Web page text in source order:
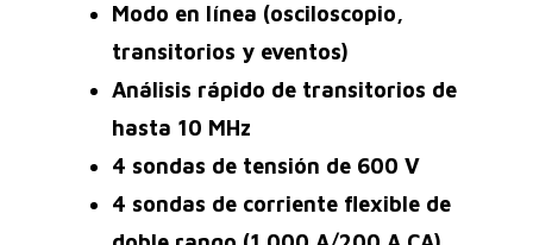
Modo en línea (osciloscopio,
transitorios y eventos)
Análisis rápido de transitorios de
hasta 10 MHz
4 sondas de tensión de 600 V
4 sondas de corriente flexible de